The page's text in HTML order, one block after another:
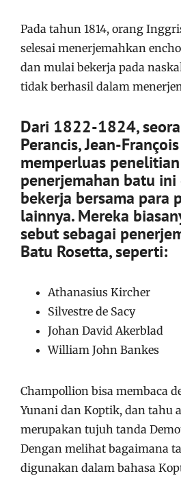
Pada tahun 1814, orang
selesai menerjemahkan
dan mulai bekerja pada
tidak berhasil dalam
Dari 1822-1824,
Perancis, Jean-
memperluas
penerjemahan batu ini
bekerja bersama para
lainnya. Mereka
sebut sebagai
Batu Rosetta, seperti:
Athanasius Kircher
Silvestre de Sacy
Johan David Akerblad
William John Bankes
Champollion bisa membaca
Yunani dan Koptik, dan tahu
merupakan tujuh tanda
Dengan melihat bagaimana
digunakan dalam bahasa